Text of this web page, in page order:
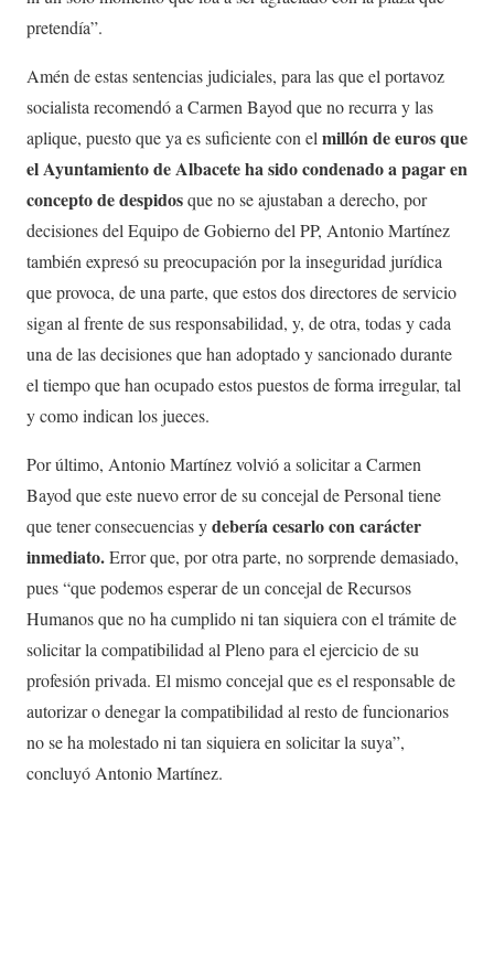
pretendía”.
Amén de estas sentencias judiciales, para las que el portavoz
socialista recomendó a Carmen Bayod que no recurra y las
aplique, puesto que ya es suficiente con elmillón de euros que
el Ayuntamiento de Albacete ha sido condenado a pagar en
concepto de despidosque no se ajustaban a derecho, por
decisiones del Equipo de Gobierno del PP, Antonio Martínez
también expresó su preocupación por la inseguridad jurídica
que provoca, de una parte, que estos dos directores de servicio
sigan al frente de sus responsabilidad, y, de otra, todas y cada
una de las decisiones que han adoptado y sancionado durante
el tiempo que han ocupado estos puestos de forma irregular, tal
y como indican los jueces.
Por último, Antonio Martínez volvió a solicitar a Carmen
Bayod que este nuevo error de su concejal de Personal tiene
que tener consecuencias ydebería cesarlo con carácter
inmediato.Error que, por otra parte, no sorprende demasiado,
pues “que podemos esperar de un concejal de Recursos
Humanos que no ha cumplido ni tan siquiera con el trámite de
solicitar la compatibilidad al Pleno para el ejercicio de su
profesión privada. El mismo concejal que es el responsable de
autorizar o denegar la compatibilidad al resto de funcionarios
no se ha molestado ni tan siquiera en solicitar la suya”,
concluyó Antonio Martínez.